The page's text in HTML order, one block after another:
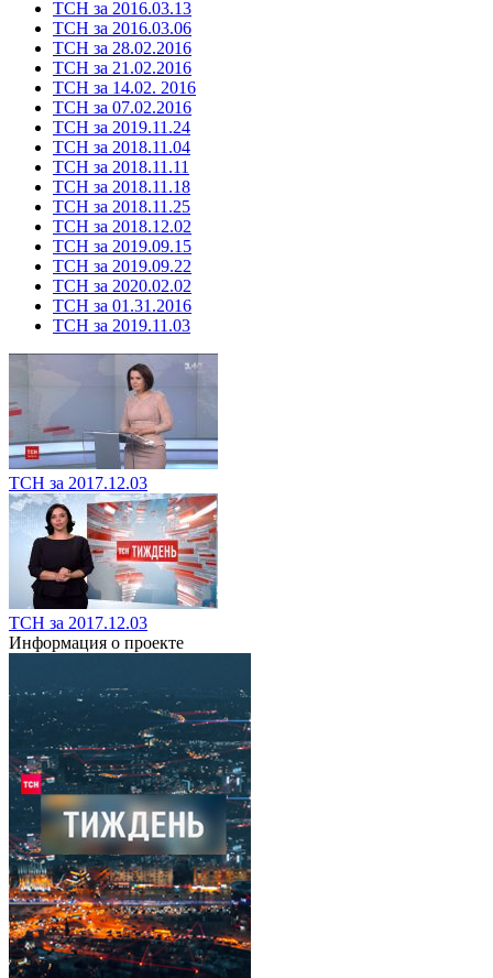
ТСН за 2016.03.13
ТСН за 2016.03.06
ТСН за 28.02.2016
ТСН за 21.02.2016
ТСН за 14.02. 2016
ТСН за 07.02.2016
ТСН за 2019.11.24
ТСН за 2018.11.04
ТСН за 2018.11.11
ТСН за 2018.11.18
ТСН за 2018.11.25
ТСН за 2018.12.02
ТСН за 2019.09.15
ТСН за 2019.09.22
ТСН за 2020.02.02
ТСН за 01.31.2016
ТСН за 2019.11.03
ТСН за 2017.12.03
ТСН за 2017.12.03
Информация о проекте